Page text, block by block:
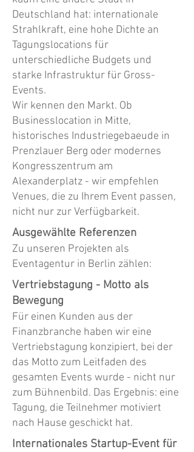
Deutschland hat: internationale
Strahlkraft, eine hohe Dichte an
Tagungslocations für
unterschiedliche Budgets und
starke Infrastruktur für Gross-
Events.
Wir kennen den Markt. Ob
Businesslocation in Mitte,
historisches Industriegebaeude in
Prenzlauer Berg oder modernes
Kongresszentrum am
Alexanderplatz - wir empfehlen
Venues, die zu Ihrem Event passen,
nicht nur zur Verfügbarkeit.
Ausgewählte Referenzen
Zu unseren Projekten als
Eventagentur in Berlin zählen:
Vertriebstagung - Motto als
Bewegung
Für einen Kunden aus der
Finanzbranche haben wir eine
Vertriebstagung konzipiert, bei der
das Motto zum Leitfaden des
gesamten Events wurde - nicht nur
zum Bühnenbild. Das Ergebnis: eine
Tagung, die Teilnehmer motiviert
nach Hause geschickt hat.
Internationales Startup-Event für